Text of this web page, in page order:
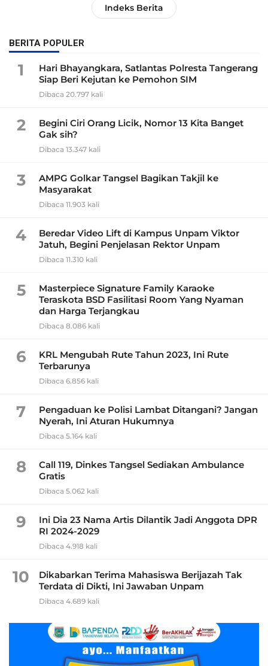
Indeks Berita
BERITA POPULER
1
Hari Bhayangkara, Satlantas Polresta Tangerang
Siap Beri Kejutan ke Pemohon SIM
Dibaca 20.797 kali
2
Begini Ciri Orang Licik, Nomor 13 Kita Banget
Gak sih?
Dibaca 13.347 kali
3
AMPG Golkar Tangsel Bagikan Takjil ke
Masyarakat
Dibaca 11.903 kali
4
Beredar Video Lift di Kampus Unpam Viktor
Jatuh, Begini Penjelasan Rektor Unpam
Dibaca 11.310 kali
5
Masterpiece Signature Family Karaoke
Teraskota BSD Fasilitasi Room Yang Nyaman
dan Harga Terjangkau
Dibaca 8.086 kali
6
KRL Mengubah Rute Tahun 2023, Ini Rute
Terbarunya
Dibaca 6.856 kali
7
Pengaduan ke Polisi Lambat Ditangani? Jangan
Nyerah, Ini Aturan Hukumnya
Dibaca 5.164 kali
8
Call 119, Dinkes Tangsel Sediakan Ambulance
Gratis
Dibaca 5.062 kali
9
Ini Dia 23 Nama Artis Dilantik Jadi Anggota DPR
RI 2024-2029
Dibaca 4.918 kali
10
Dikabarkan Terima Mahasiswa Berijazah Tak
Terdata di Dikti, Ini Jawaban Unpam
Dibaca 4.689 kali